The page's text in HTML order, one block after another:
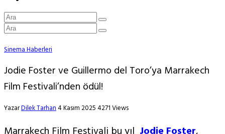
Sinema Haberleri
Jodie Foster ve Guillermo del Toro’ya Marrakech
Film Festivali’nden ödül!
YazarDilek Tarhan4 Kasım 20254271 Views